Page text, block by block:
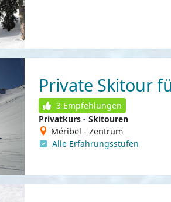
Private Skitour
3Empfehlungen
Privatkurs - Skitouren
Méribel - Zentrum
Alle Erfahrungsstufen